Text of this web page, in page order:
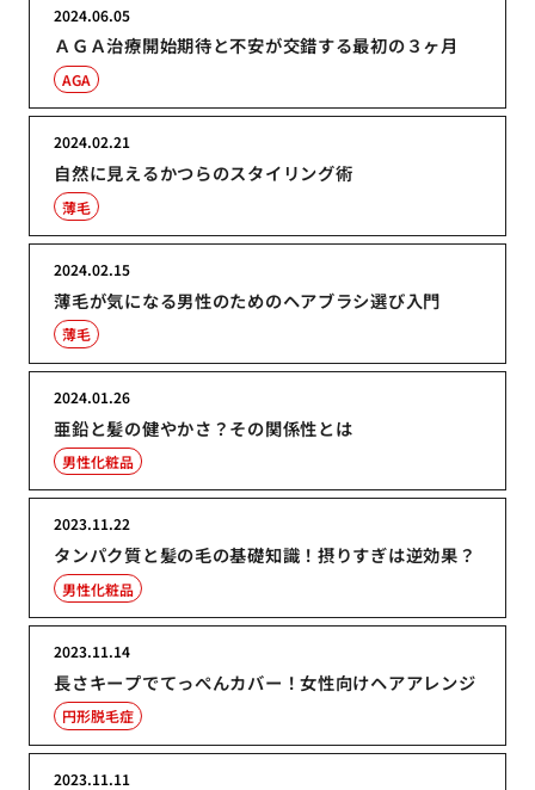
ＡＧＡ治療開始期待と不安が交錯する最初の３ヶ月
2024.06.05
AGA
自然に見えるかつらのスタイリング術
2024.02.21
薄毛
薄毛が気になる男性のためのヘアブラシ選び入門
2024.02.15
薄毛
亜鉛と髪の健やかさ？その関係性とは
2024.01.26
男性化粧品
タンパク質と髪の毛の基礎知識！摂りすぎは逆効果？
2023.11.22
男性化粧品
長さキープでてっぺんカバー！女性向けヘアアレンジ
2023.11.14
円形脱毛症
2023.11.11